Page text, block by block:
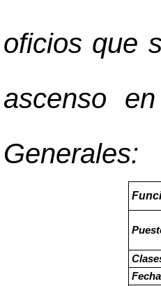
oficios que
ascenso
Generales: